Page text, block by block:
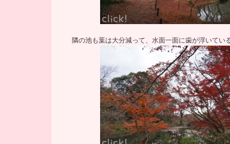
隣の池も葉は大分減って、水面一面に歯が浮いてい